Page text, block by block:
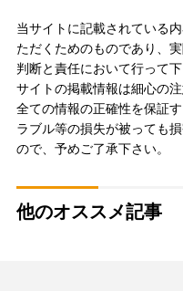
当サイトに記載されている
ただくためのものであり、
判断と責任において行って
サイトの掲載情報は細心の
全ての情報の正確性を保証
ラブル等の損失が被っても
ので、予めご了承下さい。
他のオススメ記事